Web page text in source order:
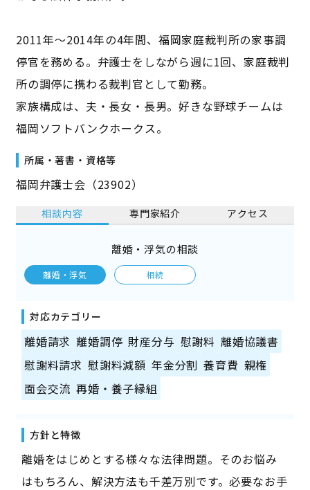
2011年～2014年の4年間、福岡家庭裁判所の家事調
停官を務める。弁護士をしながら週に1回、家庭裁判
所の調停に携わる裁判官として勤務。
家族構成は、夫・長女・長男。好きな野球チームは
福岡ソフトバンクホークス。
所属・著書・資格等
福岡弁護士会（23902）
相談内容 専門家紹介 アクセス
離婚・浮気の相談
離婚・浮気 相続
対応カテゴリー
離婚請求 離婚調停 財産分与 慰謝料 離婚協議書
慰謝料請求 慰謝料減額 年金分割 養育費 親権
面会交流 再婚・養子縁組
方針と特徴
離婚をはじめとする様々な法律問題。そのお悩み
はもちろん、解決方法も千差万別です。必要なお手